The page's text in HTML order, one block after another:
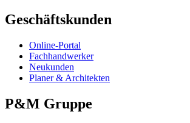
Geschäftskunden
Online-Portal
Fachhandwerker
Neukunden
Planer & Architekten
P&M Gruppe